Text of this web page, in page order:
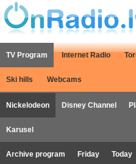
TV Program Internet Radio
Ski hills Webcams
Nickelodeon Disney Channel
Karusel
Archive program Friday Today